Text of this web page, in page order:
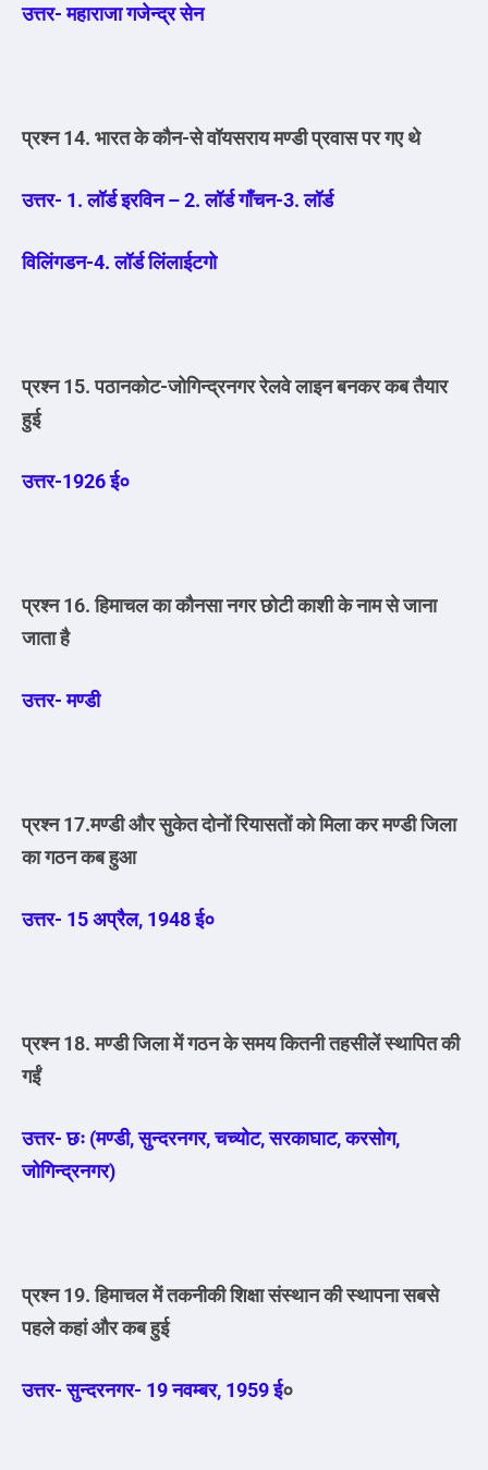
उत्तर- महाराजा गजेन्द्र सेन
प्रश्न 14. भारत के कौन-से वॉयसराय मण्डी प्रवास पर गए थे
उत्तर- 1. लॉर्ड इरविन – 2. लॉर्ड गाँचन-3. लॉर्ड
विलिंगडन-4. लॉर्ड लिंलाईटगो
प्रश्न 15. पठानकोट-जोगिन्द्रनगर रेलवे लाइन बनकर कब तैयार
हुई
उत्तर-1926 ई०
प्रश्न 16. हिमाचल का कौनसा नगर छोटी काशी के नाम से जाना
जाता है
उत्तर- मण्डी
प्रश्न 17.मण्डी और सुकेत दोनों रियासतों को मिला कर मण्डी जिला
का गठन कब हुआ
उत्तर- 15 अप्रैल, 1948 ई०
प्रश्न 18. मण्डी जिला में गठन के समय कितनी तहसीलें स्थापित की
गईं
उत्तर- छः (मण्डी, सुन्दरनगर, चच्योट, सरकाघाट, करसोग,
जोगिन्द्रनगर)
प्रश्न 19. हिमाचल में तकनीकी शिक्षा संस्थान की स्थापना सबसे
पहले कहां और कब हुई
उत्तर- सुन्दरनगर- 19 नवम्बर, 1959 ई०